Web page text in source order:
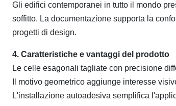
Gli edifici contemporanei in tutto il mondo
soffitto. La documentazione supporta la
progetti di design.
4. Caratteristiche e vantaggi del prodotto
Le celle esagonali tagliate con precisione
Il motivo geometrico aggiunge interesse
L'installazione autoadesiva semplifica